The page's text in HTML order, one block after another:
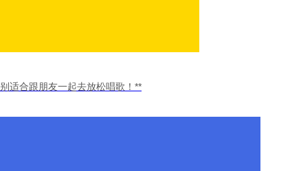
适合跟朋友一起去放松唱歌！**